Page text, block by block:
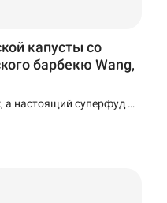
капусты со
барбекю Wang,
а настоящий суперфуд —